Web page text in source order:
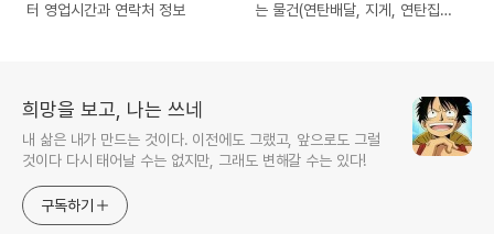
터 영업시간과 연락처 정보
는 물건(연탄배달, 지게, 연탄집
희망을 보고, 나는 쓰네
내 삶은 내가 만드는 것이다. 이전에도 그랬고, 앞으로도 그럴
것이다 다시 태어날 수는 없지만, 그래도 변해갈 수는 있다!
구독하기